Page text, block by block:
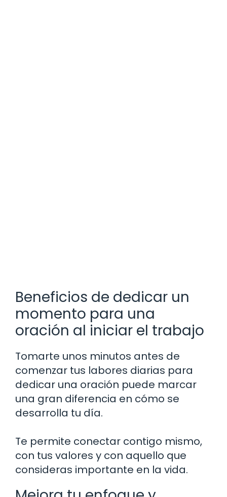
Beneficios de dedicar un
momento para una
oración al iniciar el trabajo
Tomarte unos minutos antes de
comenzar tus labores diarias para
dedicar una oración puede marcar
una gran diferencia en cómo se
desarrolla tu día.
Te permite conectar contigo mismo,
con tus valores y con aquello que
consideras importante en la vida.